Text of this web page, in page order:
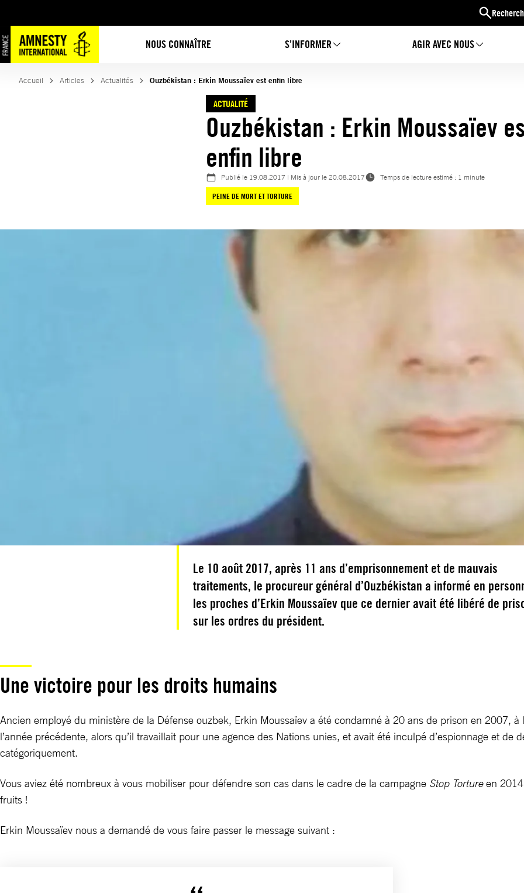
NOUS CONNAÎTRE S’INFORMER AGIR AVEC NOUS
au
contenu
Accueil Articles Actualités Ouzbékistan : Erkin Moussaïev est enfin libre
ACTUALITÉ
Ouzbékistan : Erkin Moussaïev
enfin libre
Publié le 19.08.2017 | Mis à jour le20.08.2017
Temps de lecture estimé : 1 minute
PEINE DE MORT ET TORTURE
Le 10 août 2017, après 11 ans d’emprisonnement et de mauvais
traitements, le procureur général d’Ouzbékistan a informé en
les proches d’Erkin Moussaïev que ce dernier avait été libéré de
sur les ordres du président.
Une victoire pour les droits humains
Ancien employé du ministère de la Défense ouzbek, Erkin Moussaïev a été condamné à 20 ans de prison en 2007,
l’année précédente, alors qu’il travaillait pour une agence des Nations unies, et avait été inculpé d’espionnage et de
catégoriquement.
Vous aviez été nombreux à vous mobiliser pour défendre son cas dans le cadre de la campagne Stop Tortureen
fruits !
Erkin Moussaïev nous a demandé de vous faire passer le message suivant :